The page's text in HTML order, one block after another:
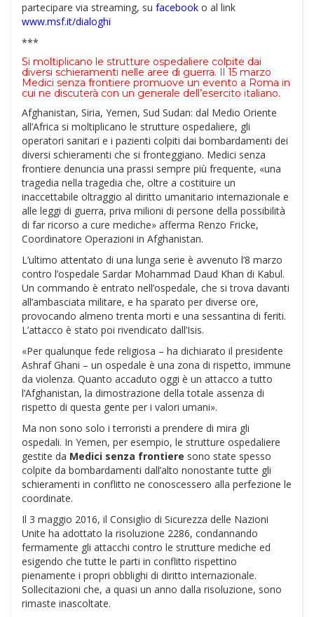
partecipare via streaming, su facebook o al link
www.msf.it/dialoghi
***
Si moltiplicano le strutture ospedaliere colpite dai
diversi schieramenti nelle aree di guerra. Il 15 marzo
Medici senza frontiere promuove un evento a Roma in
cui ne discuterà con un generale dell’esercito italiano.
Afghanistan, Siria, Yemen, Sud Sudan: dal Medio Oriente
all’Africa si moltiplicano le strutture ospedaliere, gli
operatori sanitari e i pazienti colpiti dai bombardamenti dei
diversi schieramenti che si fronteggiano. Medici senza
frontiere denuncia una prassi sempre più frequente, «una
tragedia nella tragedia che, oltre a costituire un
inaccettabile oltraggio al diritto umanitario internazionale e
alle leggi di guerra, priva milioni di persone della possibilità
di far ricorso a cure mediche» afferma Renzo Fricke,
Coordinatore Operazioni in Afghanistan.
L’ultimo attentato di una lunga serie è avvenuto l’8 marzo
contro l’ospedale Sardar Mohammad Daud Khan di Kabul.
Un commando è entrato nell’ospedale, che si trova davanti
all’ambasciata militare, e ha sparato per diverse ore,
provocando almeno trenta morti e una sessantina di feriti.
L’attacco è stato poi rivendicato dall’Isis.
«Per qualunque fede religiosa – ha dichiarato il presidente
Ashraf Ghani – un ospedale è una zona di rispetto, immune
da violenza. Quanto accaduto oggi è un attacco a tutto
l’Afghanistan, la dimostrazione della totale assenza di
rispetto di questa gente per i valori umani».
Ma non sono solo i terroristi a prendere di mira gli
ospedali. In Yemen, per esempio, le strutture ospedaliere
gestite da Medici senza frontiere sono state spesso
colpite da bombardamenti dall’alto nonostante tutte gli
schieramenti in conflitto ne conoscessero alla perfezione le
coordinate.
Il 3 maggio 2016, il Consiglio di Sicurezza delle Nazioni
Unite ha adottato la risoluzione 2286, condannando
fermamente gli attacchi contro le strutture mediche ed
esigendo che tutte le parti in conflitto rispettino
pienamente i propri obblighi di diritto internazionale.
Sollecitazioni che, a quasi un anno dalla risoluzione, sono
rimaste inascoltate.